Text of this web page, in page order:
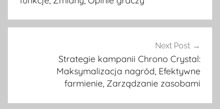
Next Post
Strategie kampanii Chrono Crystal:
Maksymalizacja nagród, Efektywne
farmienie, Zarządzanie zasobami